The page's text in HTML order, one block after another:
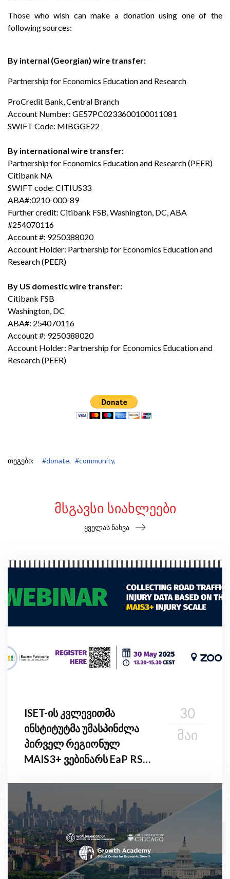
Those who wish can make a donation using one of the
following sources:
By internal (Georgian) wire transfer:
Partnership for Economics Education and Research
ProCredit Bank, Central Branch
Account Number: GE57PC0233600100011081
SWIFT Code: MIBGGE22
By international wire transfer:
Partnership for Economics Education and Research (PEER)
Citibank NA
SWIFT code: CITIUS33
ABA#:0210-000-89
Further credit: Citibank FSB, Washington, DC, ABA
#254070116
Account #: 9250388020
Account Holder: Partnership for Economics Education and
Research (PEER)
By US domestic wire transfer:
Citibank FSB
Washington, DC
ABA#: 254070116
Account #: 9250388020
Account Holder: Partnership for Economics Education and
Research (PEER)
თეგები: #donate, #community,
ᲛᲡᲒᲐᲕᲡᲘ ᲡᲘᲐᲮᲚᲔᲔᲑᲘ
ყველას ნახვა
ISET-ის კვლევითმა
ინსტიტუტმა უმასპინძლა
პირველ რეგიონულ
MAIS3+ ვებინარს EaP RSO-
30
ᲛᲐᲘ